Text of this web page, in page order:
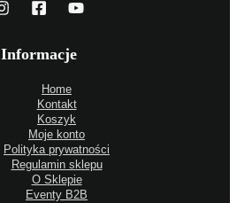
Informacje
Home
Kontakt
Koszyk
Moje konto
Polityka prywatności
Regulamin sklepu
O Sklepie
Eventy B2B